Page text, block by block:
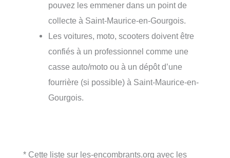
pouvez les emmener dans un point de
collecte à Saint-Maurice-en-Gourgois.
Les voitures, moto, scooters doivent être
confiés à un professionnel comme une
casse auto/moto ou à un dépôt d’une
fourrière (si possible) à Saint-Maurice-en-
Gourgois.
* Cette liste sur les-encombrants.org avec les